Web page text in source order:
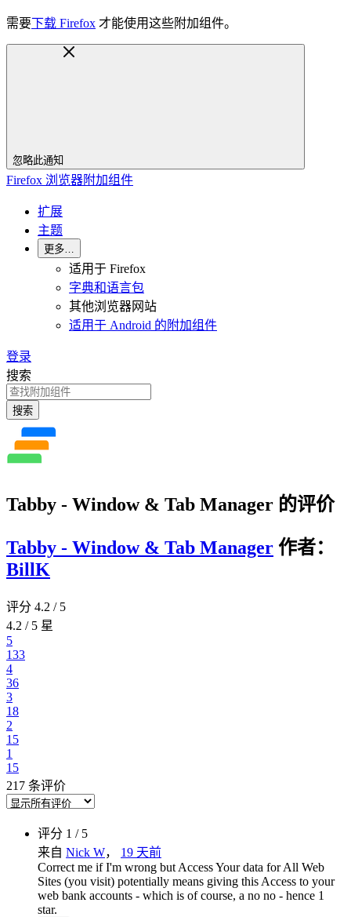
需要下载 Firefox 才能使用这些附加组件。
忽略此通知
Firefox 浏览器附加组件
扩展
主题
更多…
适用于 Firefox
字典和语言包
其他浏览器网站
适用于 Android 的附加组件
登录
搜索
搜索
Tabby - Window & Tab Manager 的评价
Tabby - Window & Tab Manager 作者：
BillK
评分 4.2 / 5
4.2 / 5 星
5
133
4
36
3
18
2
15
1
15
217 条评价
评分 1 / 5
来自 Nick W， 19 天前
Correct me if I'm wrong but Access Your data for All Web
Sites (you visit) potentially means giving this Access to your
web bank accounts - which is of course, a no no - hence 1
star.